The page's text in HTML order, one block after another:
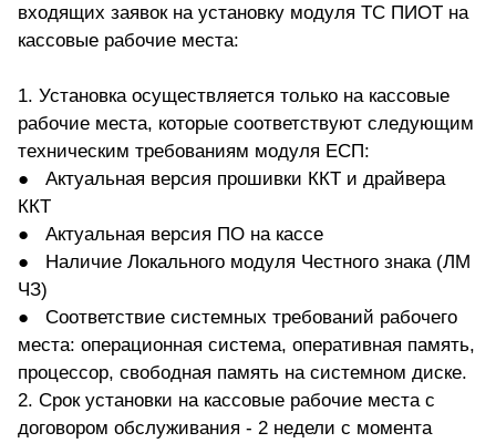
входящих заявок на установку модуля ТС ПИОТ на
кассовые рабочие места:
1. Установка осуществляется только на кассовые
рабочие места, которые соответствуют следующим
техническим требованиям модуля ЕСП:
● Актуальная версия прошивки ККТ и драйвера
ККТ
● Актуальная версия ПО на кассе
● Наличие Локального модуля Честного знака (ЛМ
ЧЗ)
● Соответствие системных требований рабочего
места: операционная система, оперативная память,
процессор, свободная память на системном диске.
2. Срок установки на кассовые рабочие места с
договором обслуживания - 2 недели с момента